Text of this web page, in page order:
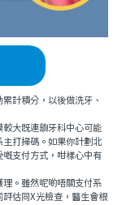
計積分，以後做洗牙、
大既連鎖牙科中心可能
打掃碼。如果你計劃北
嘅支付方式，咁樣心中有
。雖然呢啲唔關支付系
估同X光檢查，醫生會根